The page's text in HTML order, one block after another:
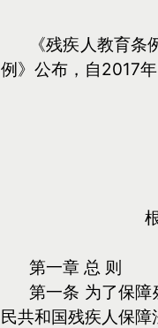
《残疾人教育
例》公布，自2017年
第一章 总 则
第一条 为了保
民共和国残疾人保障